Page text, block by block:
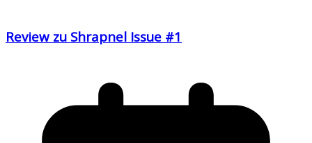
Review zu Shrapnel Issue #1